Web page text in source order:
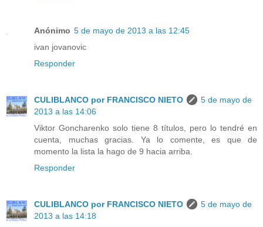
Anónimo 5 de mayo de 2013 a las 12:45
ivan jovanovic
Responder
CULIBLANCO por FRANCISCO NIETO
5 de mayo de
2013 a las 14:06
Viktor Goncharenko solo tiene 8 títulos, pero lo tendré en
cuenta, muchas gracias. Ya lo comente, es que de
momento la lista la hago de 9 hacia arriba.
Responder
CULIBLANCO por FRANCISCO NIETO
5 de mayo de
2013 a las 14:18